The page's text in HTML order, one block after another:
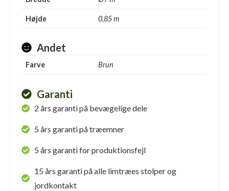
Højde 0,85 m
Andet
Farve Brun
Garanti
2 års garanti på bevægelige dele
5 års garanti på træemner
5 års garanti for produktionsfejl
15 års garanti på alle limtræes stolper og
jordkontakt